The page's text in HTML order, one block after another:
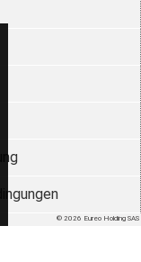
© 2026 Eureo Holding SAS